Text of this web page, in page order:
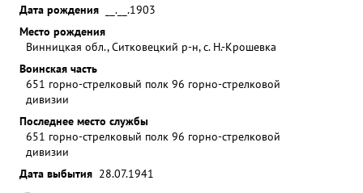
Дата рождения
__.__.1903
Место рождения
Винницкая обл., Ситковецкий р-н, с. Н.-Крошевка
Воинская часть
651 горно-стрелковый полк 96 горно-стрелковой
дивизии
Последнее место службы
651 горно-стрелковый полк 96 горно-стрелковой
дивизии
Дата выбытия 28.07.1941